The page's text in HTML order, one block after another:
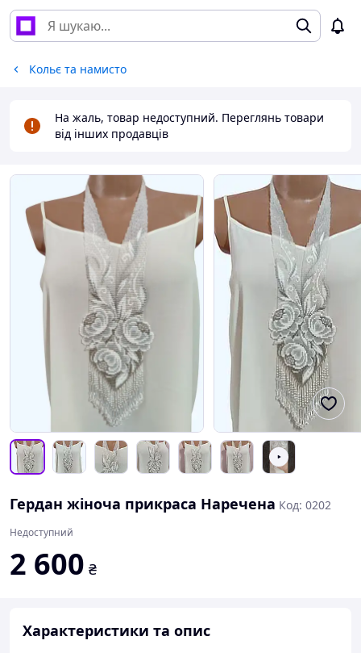
Кольє та намисто
На жаль, товар недоступний. Переглянь товари
від інших продавців
Гердан жіноча прикраса Наречена Код: 0202
Недоступний
2 600 ₴
Характеристики та опис